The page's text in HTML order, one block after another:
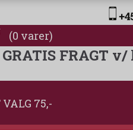
(0 varer)
GRATIS FRAGT
75,-